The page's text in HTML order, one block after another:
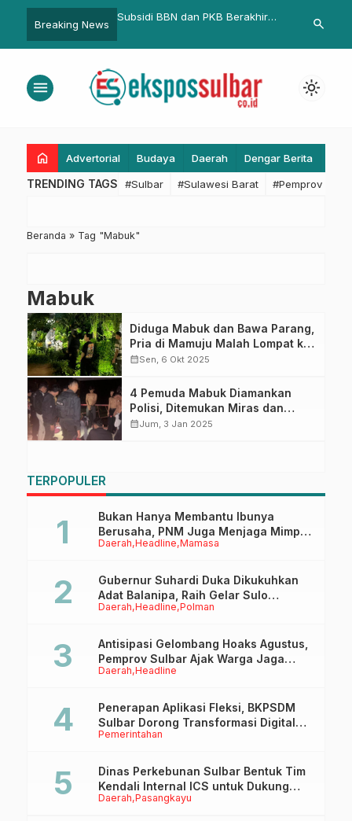
Breaking News
dan Sosialisasi
Tingkat Nasional
Subsidi BBN dan PKB Berakhir
Bapperida
Penurunan
search
menu light_mode
home Advertorial Budaya Daerah Dengar Berita
TRENDING TAGS #Sulbar #Sulawesi Barat #Pemprov
Beranda » Tag "Mabuk"
Mabuk
Diduga Mabuk dan Bawa Parang,
Pria di Mamuju Malah Lompat ke
Sungai Saat Hendak Diamankan
calendar_monthSen, 6 Okt 2025
4 Pemuda Mabuk Diamankan
Polisi, Ditemukan Miras dan
Puluhan Butir Boje
calendar_monthJum, 3 Jan 2025
TERPOPULER
Daerah Headline Mamasa
Bukan Hanya Membantu Ibunya
Berusaha, PNM Juga Menjaga Mimpi
Anaknya Untuk Menggapai Cita-Cita
Daerah Headline Polman
Gubernur Suhardi Duka Dikukuhkan
Adat Balanipa, Raih Gelar Sulo
Tappidena
Daerah Headline
Antisipasi Gelombang Hoaks Agustus,
Pemprov Sulbar Ajak Warga Jaga
Ruang Digital
Pemerintahan
Penerapan Aplikasi Fleksi, BKPSDM
Sulbar Dorong Transformasi Digital
Sistem Kehadiran ASN
Daerah Pasangkayu
Dinas Perkebunan Sulbar Bentuk Tim
Kendali Internal ICS untuk Dukung
Sertifikasi ISPO Pekebun di